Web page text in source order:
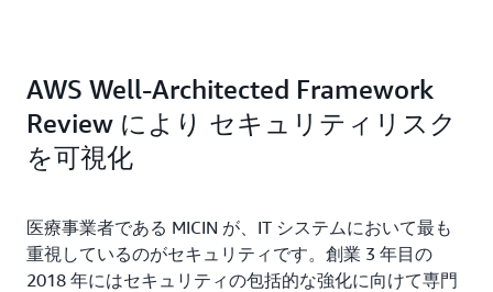
AWS Well-Architected Framework
Review により セキュリティリスク
を可視化
医療事業者である MICIN が、IT システムにおいて最も
重視しているのがセキュリティです。創業 3 年目の
2018 年にはセキュリティの包括的な強化に向けて専門